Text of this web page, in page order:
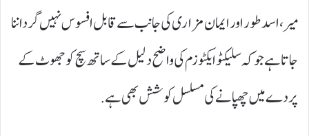
میر، اسد طور اور ایمان مزاری کی جانب سے قابل افسوس نہیں گرداننا
جاتا ہے جو کہ سلیکٹو ایکٹوزم کی واضح دلیل کے ساتھ سچ کو جھوٹ کے
پردے میں چھپانے کی مسلسل کوشش بھی ہے.